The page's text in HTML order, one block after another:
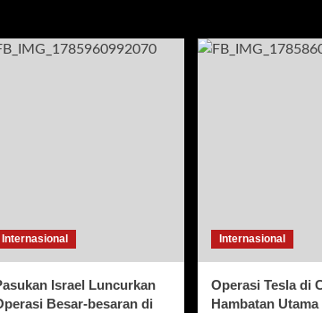
Internasional
Israel Luncurkan
Besar-besaran di
Internasional
Operasi Tesla di
Hambatan